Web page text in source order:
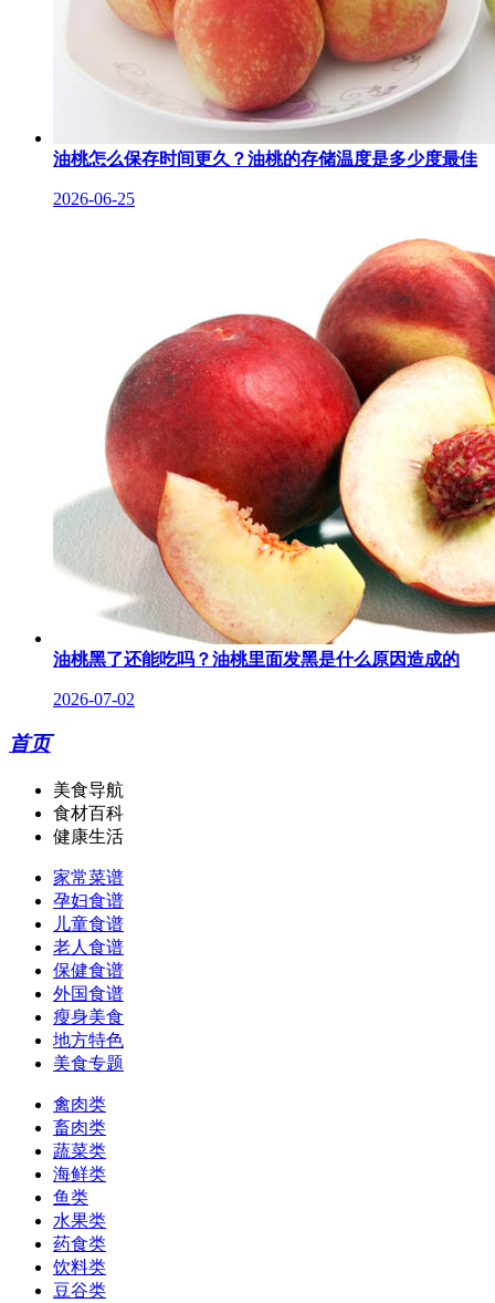
油桃怎么保存时间更久？油桃的存储温度是多少度最佳
2026-06-25
油桃黑了还能吃吗？油桃里面发黑是什么原因造成的
2026-07-02
首页
美食导航
食材百科
健康生活
家常菜谱
孕妇食谱
儿童食谱
老人食谱
保健食谱
外国食谱
瘦身美食
地方特色
美食专题
禽肉类
畜肉类
蔬菜类
海鲜类
鱼类
水果类
药食类
饮料类
豆谷类